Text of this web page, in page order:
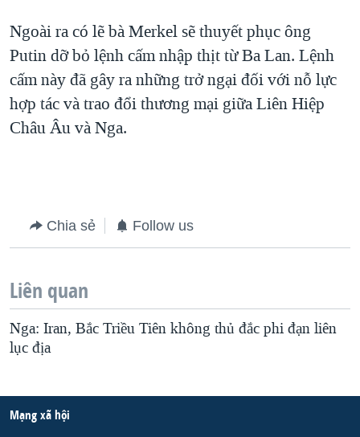
Ngoài ra có lẽ bà Merkel sẽ thuyết phục ông
Putin dỡ bỏ lệnh cấm nhập thịt từ Ba Lan. Lệnh
cấm này đã gây ra những trở ngại đối với nỗ lực
hợp tác và trao đổi thương mại giữa Liên Hiệp
Châu Âu và Nga.
Chia sẻ Follow us
Liên quan
Nga: Iran, Bắc Triều Tiên không thủ đắc phi đạn liên
lục địa
Mạng xã hội